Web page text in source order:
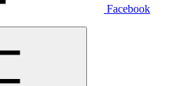
Facebook